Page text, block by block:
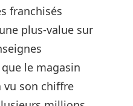
franchisés
plus-value sur
le magasin
vu son chiffre